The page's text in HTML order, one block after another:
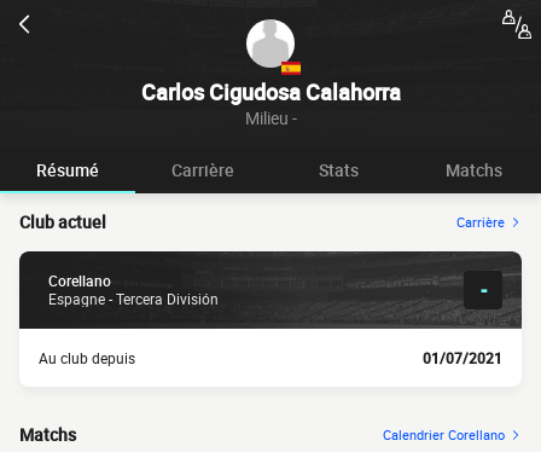
Carlos Cigudosa Calahorra
Milieu -
Résumé Carrière Stats Matchs
Club actuel Carrière
Corellano
Espagne - Tercera División
-
Au club depuis 01/07/2021
Matchs Calendrier Corellano